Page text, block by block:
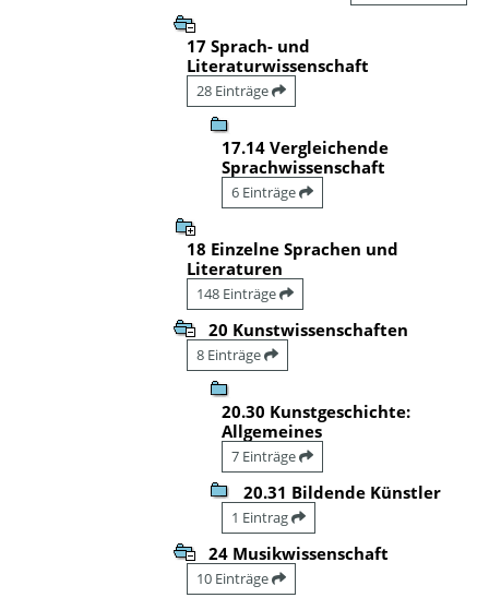
17 Sprach- und
Literaturwissenschaft
28 Einträge
17.14 Vergleichende
Sprachwissenschaft
6 Einträge
18 Einzelne Sprachen und
Literaturen
148 Einträge
20 Kunstwissenschaften
8 Einträge
20.30 Kunstgeschichte:
Allgemeines
7 Einträge
20.31 Bildende Künstler
1 Eintrag
24 Musikwissenschaft
10 Einträge